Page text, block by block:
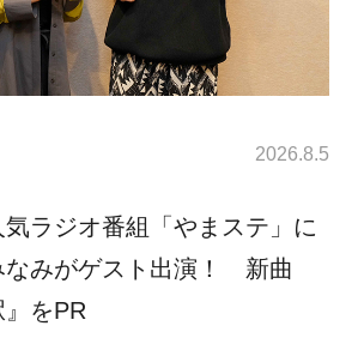
2026.8.5
ラジオ番組「やまステ」に
なみがゲスト出演！ 新曲
』をPR